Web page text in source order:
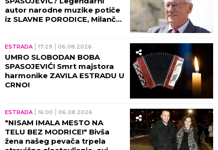
autor narodne muzike potiče
iz SLAVNE PORODICE, Milanče
ESTRADA 17:29 06.08.2026
UMRO SLOBODAN BOBA
SPASOJEVIĆ! Smrt majstora
harmonike ZAVILA ESTRADU U
CRNO!
ESTRADA 16:00 06.08.2026
"NISAM IMALA MESTO NA
TELU BEZ MODRICE!" Bivša
žena našeg pevača trpela